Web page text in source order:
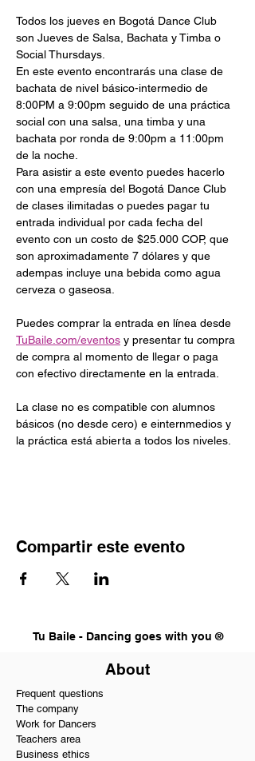
Todos los jueves en Bogotá Dance Club
son Jueves de Salsa, Bachata y Timba o
Social Thursdays.
En este evento encontrarás una clase de
bachata de nivel básico-intermedio de
8:00PM a 9:00pm seguido de una práctica
social con una salsa, una timba y una
bachata por ronda de 9:00pm a 11:00pm
de la noche.
Para asistir a este evento puedes hacerlo
con una empresía del Bogotá Dance Club
de clases ilimitadas o puedes pagar tu
entrada individual por cada fecha del
evento con un costo de $25.000 COP, que
son aproximadamente 7 dólares y que
adempas incluye una bebida como agua
cerveza o gaseosa.
Puedes comprar la entrada en línea desde
TuBaile.com/eventos y presentar tu compra
de compra al momento de llegar o paga
con efectivo directamente en la entrada.
La clase no es compatible con alumnos
básicos (no desde cero) e einternmedios y
la práctica está abierta a todos los niveles.
Compartir este evento
Tu Baile - Dancing goes with you ®
About
Frequent questions
The company
Work for Dancers
Teachers area
Business ethics